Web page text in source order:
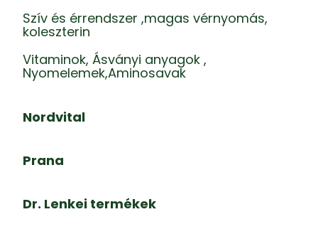
Szív és érrendszer ,magas vérnyomás,
koleszterin
Vitaminok, Ásványi anyagok ,
Nyomelemek,Aminosavak
Nordvital
Prana
Dr. Lenkei termékek